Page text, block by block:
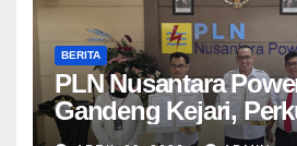
BERITA
PLN Nusantara
Gandeng Kejari,
Penanganan Hukum